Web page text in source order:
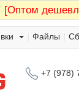
[Оптом
Файлы
+7 (978)